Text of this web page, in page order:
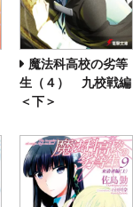
魔法科高校の劣等
生（４） 九校戦編
＜下＞